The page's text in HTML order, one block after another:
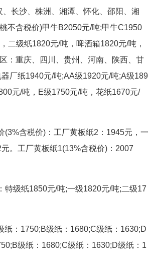
长沙、株洲、湘潭、怀化、邵阳、湘
不含税价)甲牛B2050元/吨;甲牛C1950
二级纸1820元/吨，啤酒箱1820元/吨，
：重庆、四川、贵州、河南、陕西、甘
厂纸1940元/吨;AA级1920元/吨;A级189
元/吨，E级1750元/吨，花纸1670元/
含税价)：工厂黄板纸2：1945元，一
。工厂黄板纸1(13%含税价)：2007
级纸1850元/吨;一级1820元/吨;二级17
：1750;B级纸：1680;C级纸：1630;D
级纸：1680;C级纸：1630;D级纸：1